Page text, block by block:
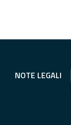
NOTE LEGALI